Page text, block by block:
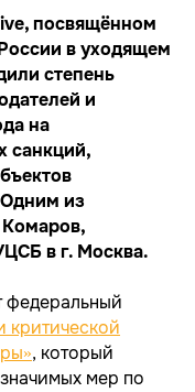
посвящённом
в уходящем
степень
и
на
санкций,
из
Комаров,
в г. Москва.
федеральный
критической
, который
мер по